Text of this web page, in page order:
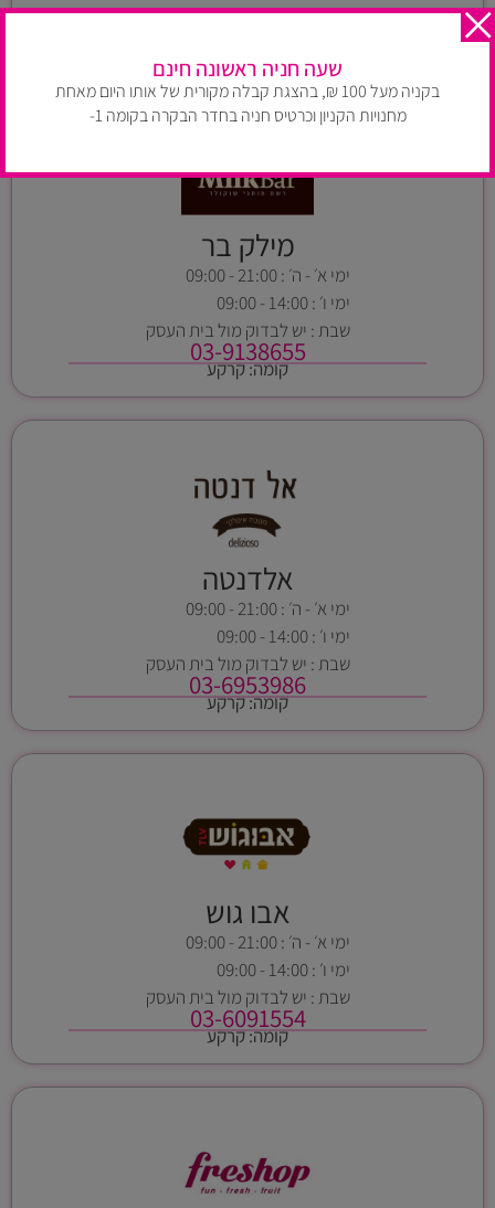
ימי ו׳ : 14:00 - 09:00
מילק בר
ימי א׳ - ה׳ : 21:00 - 09:00
ימי ו׳ : 14:00 - 09:00
שבת : יש לבדוק מול בית העסק
03-9138655
קומה: קרקע
אלדנטה
ימי א׳ - ה׳ : 21:00 - 09:00
ימי ו׳ : 14:00 - 09:00
שבת : יש לבדוק מול בית העסק
03-6953986
קומה: קרקע
אבו גוש
ימי א׳ - ה׳ : 21:00 - 09:00
ימי ו׳ : 14:00 - 09:00
שבת : יש לבדוק מול בית העסק
03-6091554
קומה: קרקע
שעה חניה ראשונה חינם
בקניה מעל 100 ₪, בהצגת קבלה מקורית של אותו היום מאחת
מחנויות הקניון וכרטיס חניה בחדר הבקרה בקומה 1-